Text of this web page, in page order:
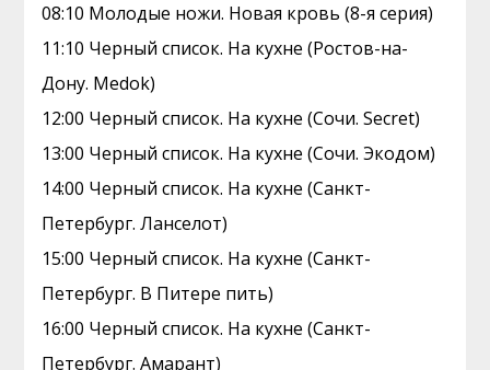
08:10 Молодые ножи. Hовая кpовь (8-я серия)
11:10 Черный список. На кухне (Ростов-на-
Дону. Medok)
12:00 Черный список. На кухне (Сочи. Secret)
13:00 Черный список. На кухне (Сочи. Экодом)
14:00 Черный список. На кухне (Санкт-
Петербург. Ланселот)
15:00 Черный список. На кухне (Санкт-
Петербург. В Питере пить)
16:00 Черный список. На кухне (Санкт-
Петербург. Амарант)